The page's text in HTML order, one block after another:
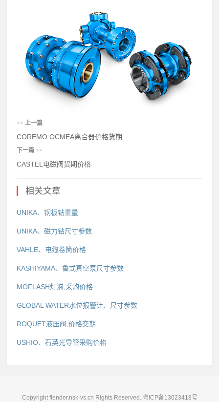
<< 上一篇
COREMO OCMEA离合器价格货期
下一篇 >>
CASTEL电磁阀货期价格
相关文章
UNIKA、钢板钻重量
UNIKA、磁力钻尺寸参数
VAHLE、电缆卷筒价格
KASHIYAMA、鲁式真空泵尺寸参数
MOFLASH灯泡,采购价格
GLOBAL WATER水位报警计、尺寸参数
ROQUET液压阀,价格交期
USHIO、石英光导管采购价格
Copyright flender.nsk-vs.cn Rights Reserved. 粤ICP备13023418号